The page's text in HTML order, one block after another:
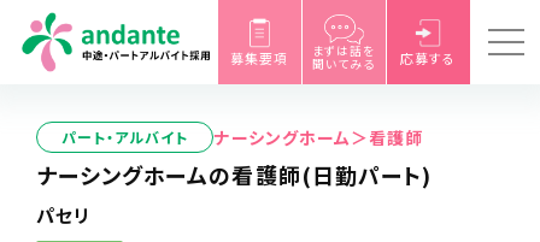
募集要項 まずは話を
聞いてみる 応募する
パート・アルバイト ナーシングホーム＞看護師
ナーシングホームの看護師(日勤パート)
パセリ